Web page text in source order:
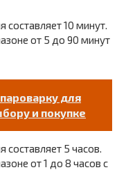
10 минут.
от 5 до 90 минут
для
и покупке
5 часов.
от 1 до 8 часов с